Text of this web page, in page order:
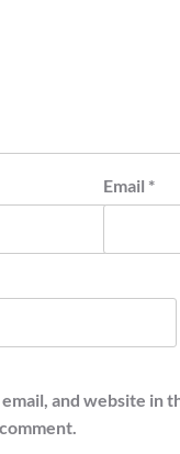
Email *
email, and website in